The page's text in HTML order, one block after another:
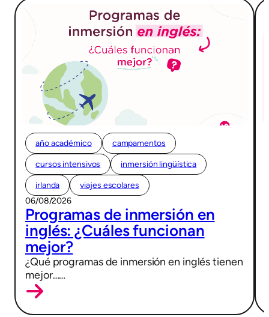
año académico campamentos
cursos intensivos inmersión lingüística
irlanda
viajes escolares
06/08/2026
Programas de inmersión en
inglés: ¿Cuáles funcionan
mejor?
¿Qué programas de inmersión en inglés tienen
mejor……